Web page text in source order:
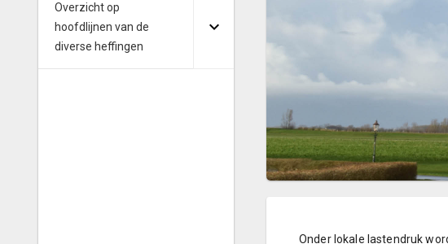
Overzicht op
hoofdlijnen van de
diverse heffingen
Onder lokale lastendruk